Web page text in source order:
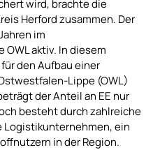
wird, brachte die
Herford zusammen. Der
im
aktiv. In diesem
den Aufbau einer
Lippe (OWL)
der Anteil an EE nur
besteht durch zahlreiche
ein
in der Region.